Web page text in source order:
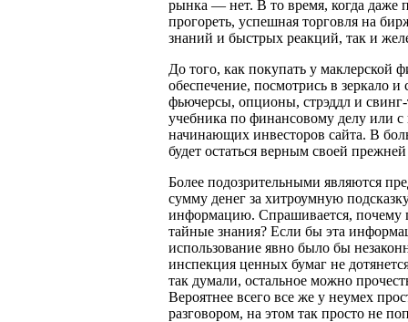
рынка — нет. В то время, когда даже
прогореть, успешная торговля на
знаний и быстрых реакций, так и
До того, как покупать у маклерской
обеспечение, посмотрись в зеркало и
фьючерсы, опционы, стрэддл и
учебника по финансовому делу или с
начинающих инвесторов сайта. В
будет остаться верным своей
Более подозрительными являются
сумму денег за хитроумную
информацию. Спрашивается, почему
тайные знания? Если бы эта
использование явно было бы
инспекция ценных бумаг не
так думали, остальное можно
Вероятнее всего все же у неумех
разговором, на этом так просто не